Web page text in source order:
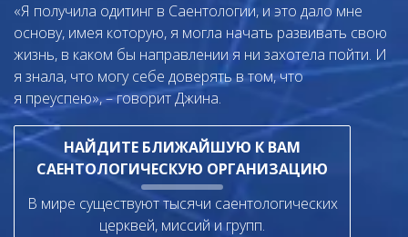
«Я получила одитинг в Саентологии, и это дало мне
основу, имея которую, я могла начать развивать свою
жизнь, в каком бы направлении я ни захотела пойти. И
я знала, что могу себе доверять в том, что
я преуспею», – говорит Джина.
НАЙДИТЕ БЛИЖАЙШУЮ К ВАМ
САЕНТОЛОГИЧЕСКУЮ ОРГАНИЗАЦИЮ
В мире существуют тысячи саентологических
церквей, миссий и групп.